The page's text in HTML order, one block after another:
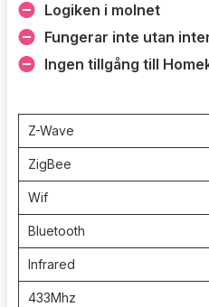
Logiken i molnet
Fungerar inte utan
Ingen tillgång till
Z-Wave
ZigBee
Wif
Bluetooth
Infrared
433Mhz